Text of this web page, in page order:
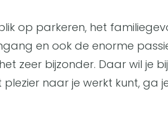
op parkeren, het
en ook de enorme
zeer bijzonder. Daar wil je
plezier naar je werkt kunt, ga